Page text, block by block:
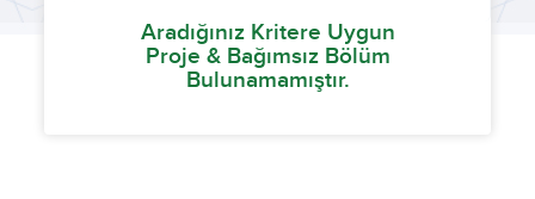
Aradığınız Kritere Uygun
Proje & Bağımsız Bölüm
Bulunamamıştır.